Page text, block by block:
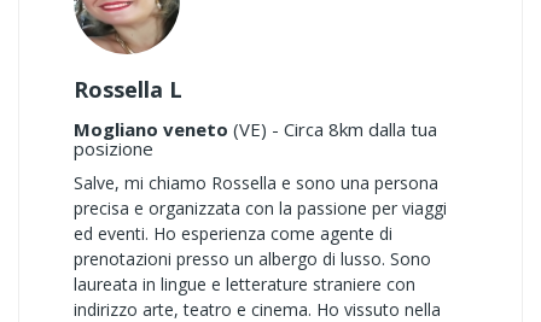
Rossella L
Mogliano veneto (VE) - Circa 8km dalla tua
posizione
Salve, mi chiamo Rossella e sono una persona
precisa e organizzata con la passione per viaggi
ed eventi. Ho esperienza come agente di
prenotazioni presso un albergo di lusso. Sono
laureata in lingue e letterature straniere con
indirizzo arte, teatro e cinema. Ho vissuto nella